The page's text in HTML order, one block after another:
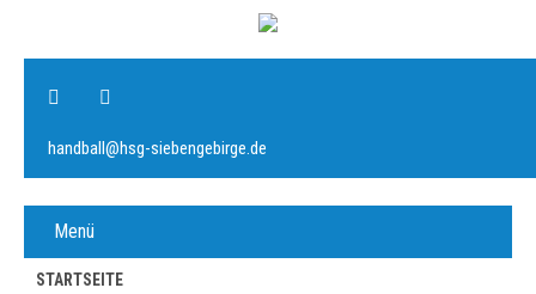
handball@hsg-siebengebirge.de
Menü
STARTSEITE